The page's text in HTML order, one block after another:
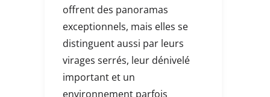
offrent des panoramas
exceptionnels, mais elles se
distinguent aussi par leurs
virages serrés, leur dénivelé
important et un
environnement parfois